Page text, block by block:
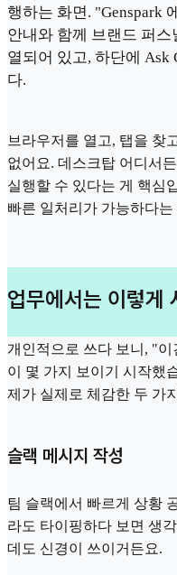
행하는 화면. "Genspark
안내와 함께 브랜드 퍼
열되어 있고, 하단에 Ask
다.
브라우저를 열고, 탭을 찾
없어요. 데스크탑 어디서
실행할 수 있다는 게 핵심
빠른 일처리가 가능하다
업무에서는 이렇게
개인적으로 쓰다 보니, "
이 몇 가지 보이기 시작했
제가 실제로 체감한 두 가
슬랙 메시지 작성
팀 슬랙에서 빠르게 상황
라도 타이핑하다 보면 생
데도 신경이 쓰이거든요.